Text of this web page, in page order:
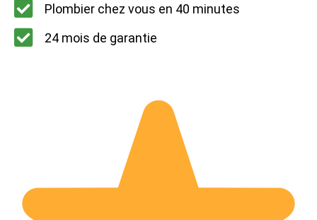
Plombier chez vous en 40 minutes
24 mois de garantie